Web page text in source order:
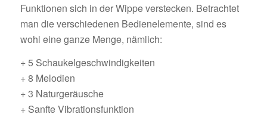
Funktionen sich in der Wippe verstecken. Betrachtet
man die verschiedenen Bedienelemente, sind es
wohl eine ganze Menge, nämlich:
+ 5 Schaukelgeschwindigkeiten
+ 8 Melodien
+ 3 Naturgeräusche
+ Sanfte Vibrationsfunktion